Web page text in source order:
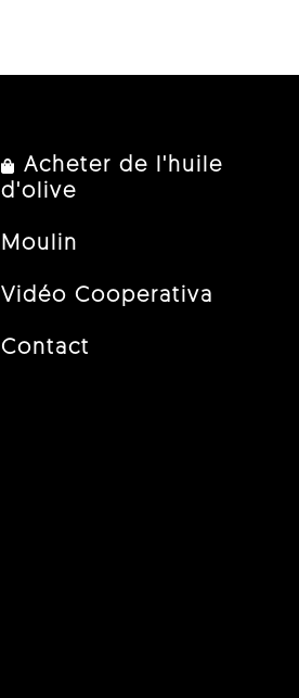
Acheter de l'huile
d'olive
Moulin
Vidéo Cooperativa
Contact